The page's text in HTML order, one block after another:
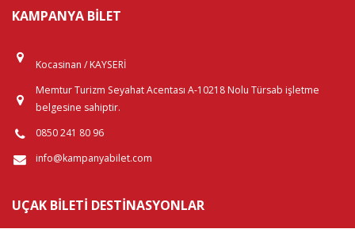
KAMPANYA BILET
Kocasinan / KAYSERİ
Memtur Turizm Seyahat Acentası A-10218 Nolu Türsab işletme
belgesine sahiptir.
0850 241 80 96
info@kampanyabilet.com
UÇAK BILETI DESTINASYONLAR